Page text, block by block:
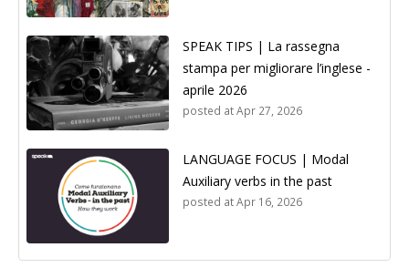
SPEAK TIPS | La rassegna
stampa per migliorare l’inglese -
aprile 2026
posted atApr 27, 2026
LANGUAGE FOCUS | Modal
Auxiliary verbs in the past
posted atApr 16, 2026